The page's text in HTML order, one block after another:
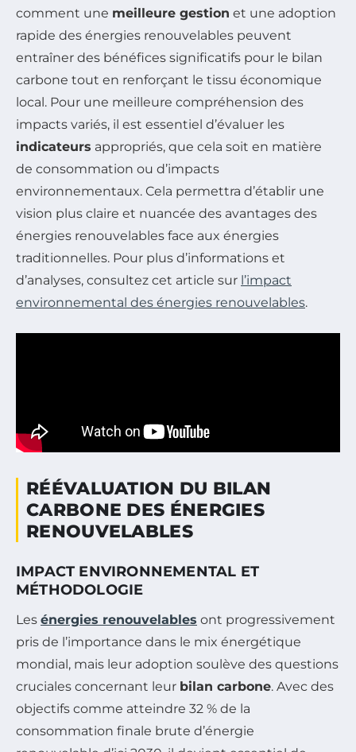
comment une meilleure gestion et une adoption
rapide des énergies renouvelables peuvent
entraîner des bénéfices significatifs pour le bilan
carbone tout en renforçant le tissu économique
local. Pour une meilleure compréhension des
impacts variés, il est essentiel d’évaluer les
indicateurs appropriés, que cela soit en matière
de consommation ou d’impacts
environnementaux. Cela permettra d’établir une
vision plus claire et nuancée des avantages des
énergies renouvelables face aux énergies
traditionnelles. Pour plus d’informations et
d’analyses, consultez cet article sur l’impact
environnemental des énergies renouvelables.
RÉÉVALUATION DU BILAN
CARBONE DES ÉNERGIES
RENOUVELABLES
IMPACT ENVIRONNEMENTAL ET
MÉTHODOLOGIE
Les énergies renouvelables ont progressivement
pris de l’importance dans le mix énergétique
mondial, mais leur adoption soulève des questions
cruciales concernant leur bilan carbone. Avec des
objectifs comme atteindre 32 % de la
consommation finale brute d’énergie